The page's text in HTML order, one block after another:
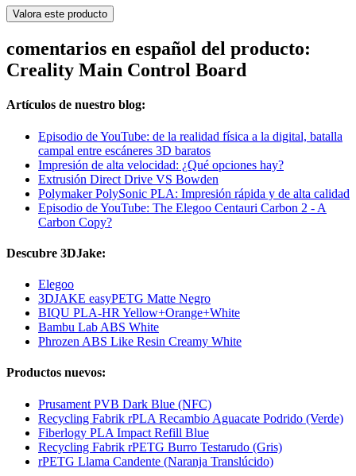
Valora este producto
comentarios en español del producto:
Creality Main Control Board
Artículos de nuestro blog:
Episodio de YouTube: de la realidad física a la digital, batalla
campal entre escáneres 3D baratos
Impresión de alta velocidad: ¿Qué opciones hay?
Extrusión Direct Drive VS Bowden
Polymaker PolySonic PLA: Impresión rápida y de alta calidad
Episodio de YouTube: The Elegoo Centauri Carbon 2 - A
Carbon Copy?
Descubre 3DJake:
Elegoo
3DJAKE easyPETG Matte Negro
BIQU PLA-HR Yellow+Orange+White
Bambu Lab ABS White
Phrozen ABS Like Resin Creamy White
Productos nuevos:
Prusament PVB Dark Blue (NFC)
Recycling Fabrik rPLA Recambio Aguacate Podrido (Verde)
Fiberlogy PLA Impact Refill Blue
Recycling Fabrik rPETG Burro Testarudo (Gris)
rPETG Llama Candente (Naranja Translúcido)